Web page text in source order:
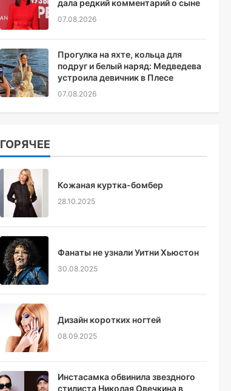
дала редкий комментарий о сыне
07.08.2026
Прогулка на яхте, кольца для
подруг и белый наряд: Медведева
устроила девичник в Плесе
07.08.2026
ГОРЯЧЕЕ
Кожаная куртка-бомбер
28.10.2025
Фанаты не узнали Уитни Хьюстон
30.08.2025
Дизайн коротких ногтей
08.09.2025
Инстасамка обвинила звездного
стилиста Николая Овечкина в